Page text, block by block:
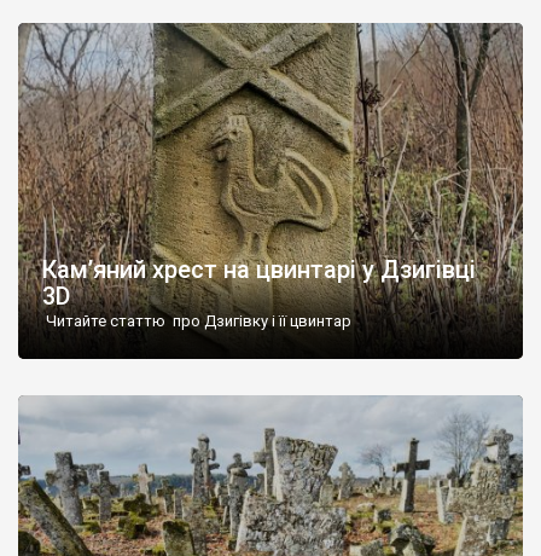
століття тут розмістили туберкульозну лікарню. Коли із
палацу виїхала лікарня – ми точно не […]
Кам’яний хрест на цвинтарі у Дзигівці
3D
Читайте статтю про Дзигівку і її цвинтар